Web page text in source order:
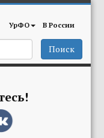
УрФО В России
Поиск